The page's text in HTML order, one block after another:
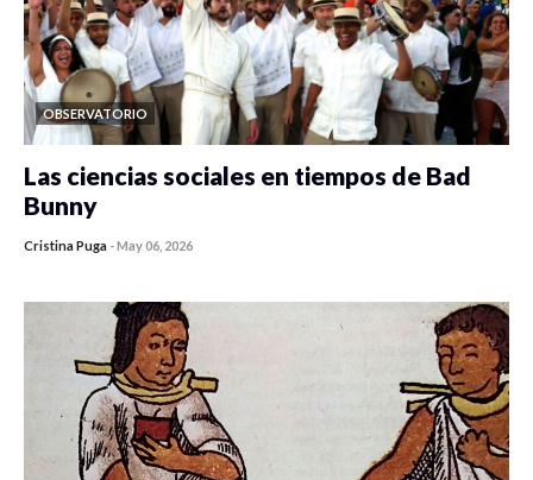
OBSERVATORIO
Las ciencias sociales en tiempos de Bad
Bunny
Cristina Puga -May 06, 2026